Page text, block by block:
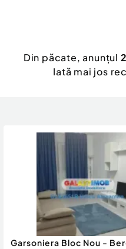
Din păcate, anunțul
Iată mai jos
Garsoniera Bloc Nou -